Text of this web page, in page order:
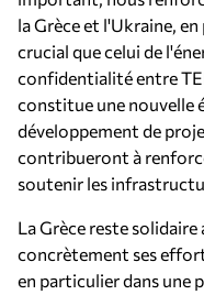
la Grèce et l'Ukraine,
crucial que celui de
confidentialité entre
constitue une nouvelle
développement de
contribueront à
soutenir les
La Grèce reste
concrètement ses
en particulier dans une